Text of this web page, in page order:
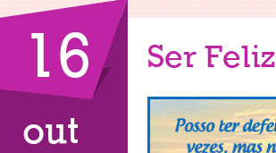
16
out
Ser Feliz